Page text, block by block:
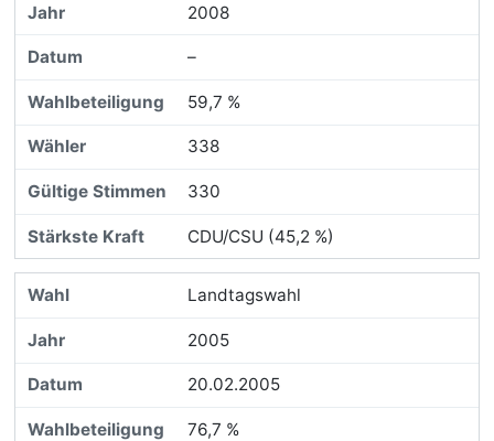
2008
–
59,7 %
338
330
CDU/CSU (45,2 %)
Landtagswahl
2005
20.02.2005
76,7 %